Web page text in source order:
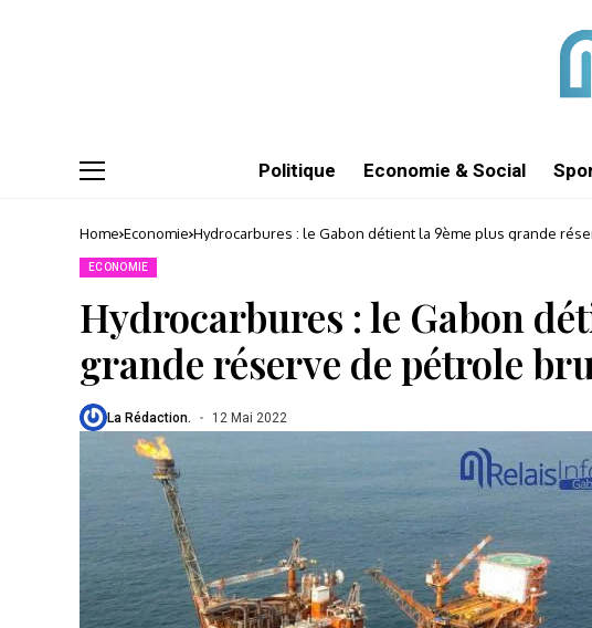
Politique Economie & Social
Home Economie Hydrocarbures : le Gabon détient la 9ème plus grande
ECONOMIE
Hydrocarbures : le Gabon
grande réserve de pétrole
La Rédaction. 12 Mai 2022